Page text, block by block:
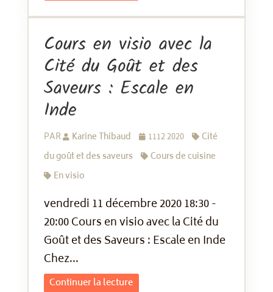
Cours en visio avec la
Cité du Goût et des
Saveurs : Escale en
Inde
PAR Karine Thibaud 1112 2020
Cité
du goût et des saveurs
Cours de cuisine
En visio
vendredi 11 décembre 2020 18:30 -
20:00 Cours en visio avec la Cité du
Goût et des Saveurs : Escale en Inde
Chez...
Continuer la lecture